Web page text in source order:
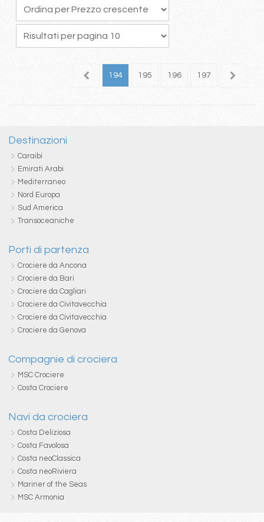
193 194 195 196 197 198
Destinazioni
Caraibi
Emirati Arabi
Mediterraneo
Nord Europa
Sud America
Transoceaniche
Porti di partenza
Crociere da Ancona
Crociere da Bari
Crociere da Cagliari
Crociere da Civitavecchia
Crociere da Civitavecchia
Crociere da Genova
Compagnie di crociera
MSC Crociere
Costa Crociere
Navi da crociera
Costa Deliziosa
Costa Favolosa
Costa neoClassica
Costa neoRiviera
Mariner of the Seas
MSC Armonia